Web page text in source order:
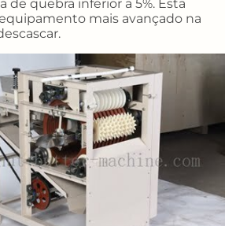
de quebra inferior a 5%. Esta
mais avançado na